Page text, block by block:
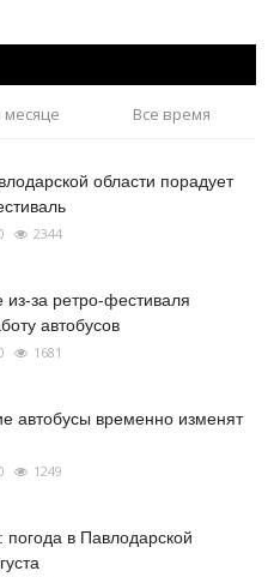
месяце Все время
области порадует
2344
за ретро-фестиваля
автобусов
1681
автобусы временно изменят
1249
погода в Павлодарской